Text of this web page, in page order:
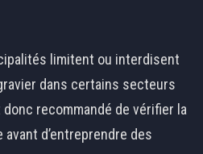
limitent ou interdisent
dans certains secteurs
recommandé de vérifier la
d’entreprendre des